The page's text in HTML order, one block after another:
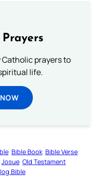
prayers to
life.
Bible Book Bible Verse
Josue Old Testament
Bible